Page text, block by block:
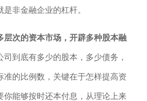
非金融企业的杠杆。
层次的资本市场，开辟多种股本融
司到底有多少的股本，多少债务，
准的比例数，关键在于怎样提高资
你能够按时还本付息，从理论上来